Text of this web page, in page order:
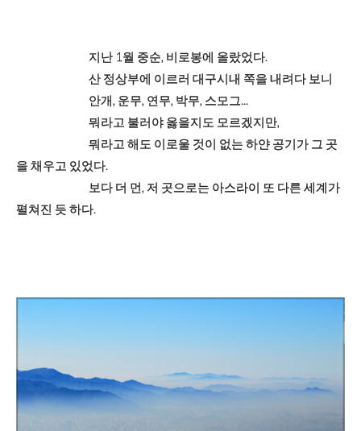
지난 1월 중순, 비로봉에 올랐었다.
산 정상부에 이르러 대구시내 쪽을 내려다 보니
안개, 운무, 연무, 박무, 스모그...
뭐라고 불러야 옳을지도 모르겠지만,
뭐라고 해도 이로울 것이 없는 하얀 공기가 그 곳
을 채우고 있었다.
보다 더 먼, 저 곳으로는 아스라이 또 다른 세계가
펼쳐진 듯 하다.